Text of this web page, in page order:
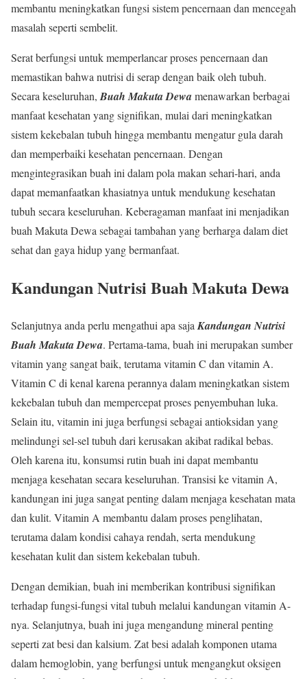
membantu meningkatkan fungsi sistem pencernaan dan mencegah
masalah seperti sembelit.
Serat berfungsi untuk memperlancar proses pencernaan dan
memastikan bahwa nutrisi di serap dengan baik oleh tubuh.
Secara keseluruhan, Buah Makuta Dewamenawarkan berbagai
manfaat kesehatan yang signifikan, mulai dari meningkatkan
sistem kekebalan tubuh hingga membantu mengatur gula darah
dan memperbaiki kesehatan pencernaan. Dengan
mengintegrasikan buah ini dalam pola makan sehari-hari, anda
dapat memanfaatkan khasiatnya untuk mendukung kesehatan
tubuh secara keseluruhan. Keberagaman manfaat ini menjadikan
buah Makuta Dewa sebagai tambahan yang berharga dalam diet
sehat dan gaya hidup yang bermanfaat.
Kandungan Nutrisi Buah Makuta Dewa
Selanjutnya anda perlu mengathui apa saja Kandungan Nutrisi
Buah Makuta Dewa. Pertama-tama, buah ini merupakan sumber
vitamin yang sangat baik, terutama vitamin C dan vitamin A.
Vitamin C di kenal karena perannya dalam meningkatkan sistem
kekebalan tubuh dan mempercepat proses penyembuhan luka.
Selain itu, vitamin ini juga berfungsi sebagai antioksidan yang
melindungi sel-sel tubuh dari kerusakan akibat radikal bebas.
Oleh karena itu, konsumsi rutin buah ini dapat membantu
menjaga kesehatan secara keseluruhan. Transisi ke vitamin A,
kandungan ini juga sangat penting dalam menjaga kesehatan mata
dan kulit. Vitamin A membantu dalam proses penglihatan,
terutama dalam kondisi cahaya rendah, serta mendukung
kesehatan kulit dan sistem kekebalan tubuh.
Dengan demikian, buah ini memberikan kontribusi signifikan
terhadap fungsi-fungsi vital tubuh melalui kandungan vitamin A-
nya. Selanjutnya, buah ini juga mengandung mineral penting
seperti zat besi dan kalsium. Zat besi adalah komponen utama
dalam hemoglobin, yang berfungsi untuk mengangkut oksigen